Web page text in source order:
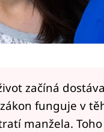
začíná
funguje v
manžela.